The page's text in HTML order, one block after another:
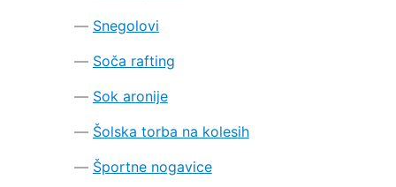
Snegolovi
Soča rafting
Sok aronije
Šolska torba na kolesih
Športne nogavice